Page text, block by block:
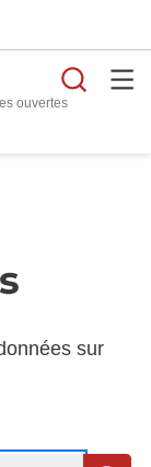
ouvertes
sur